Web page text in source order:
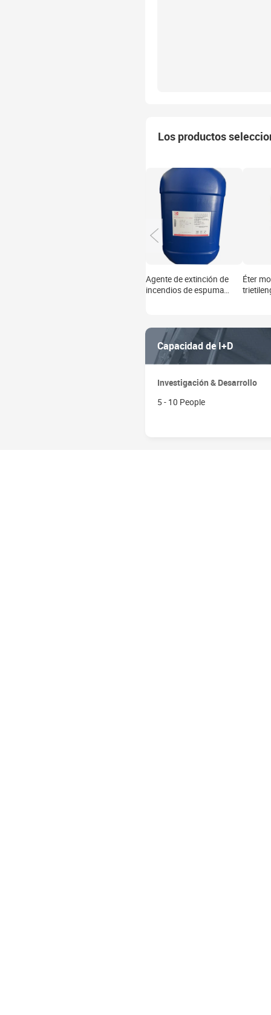
Los productos
Agente de extinción de
incendios de espuma
Éter
Capacidad de I+D
Investigación & Desarrollo
5 - 10 People